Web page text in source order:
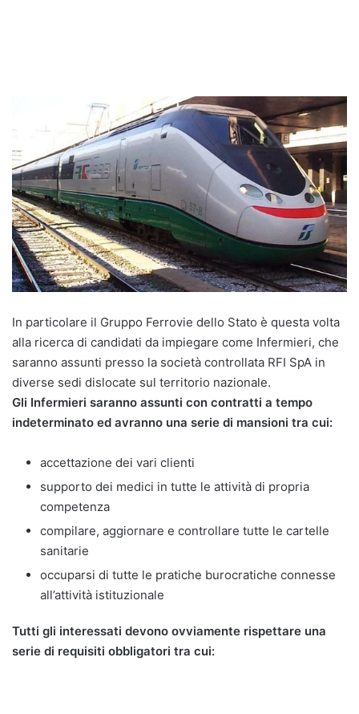
In particolare il Gruppo Ferrovie dello Stato è questa volta
alla ricerca di candidati da impiegare come Infermieri, che
saranno assunti presso la società controllata RFI SpA in
diverse sedi dislocate sul territorio nazionale.
Gli Infermieri saranno assunti con contratti a tempo
indeterminato ed avranno una serie di mansioni tra cui:
accettazione dei vari clienti
supporto dei medici in tutte le attività di propria
competenza
compilare, aggiornare e controllare tutte le cartelle
sanitarie
occuparsi di tutte le pratiche burocratiche connesse
all’attività istituzionale
Tutti gli interessati devono ovviamente rispettare una
serie di requisiti obbligatori tra cui: